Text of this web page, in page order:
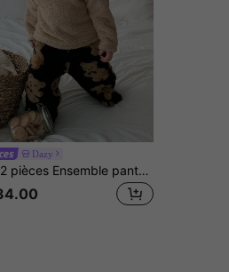
Dazy
DAZY 2 pièces Ensemble pantalon décontracté à manches longues et col rond de couleur unie pour tout-petits garçons, tenue d'intérieur, automne/hiver